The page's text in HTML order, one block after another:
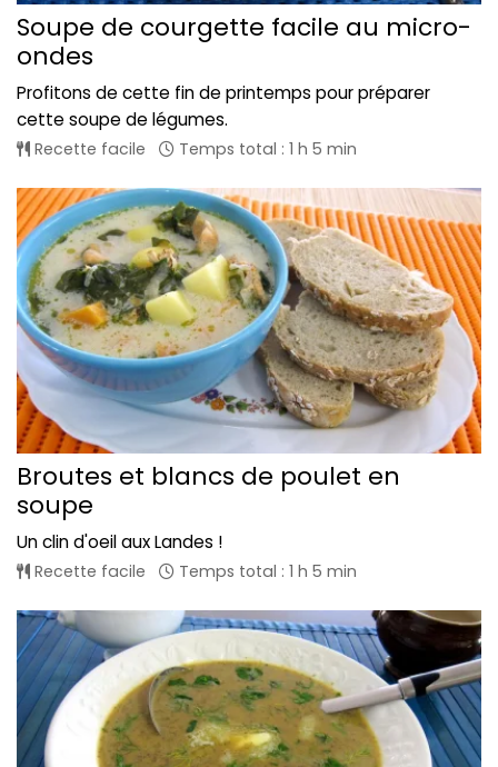
Soupe de courgette facile au micro-
ondes
Profitons de cette fin de printemps pour préparer
cette soupe de légumes.
Recette facile Temps total : 1 h 5 min
Broutes et blancs de poulet en
soupe
Un clin d'oeil aux Landes !
Recette facile Temps total : 1 h 5 min